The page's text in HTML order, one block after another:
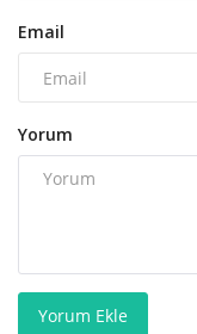
Email
Yorum
Yorum Ekle